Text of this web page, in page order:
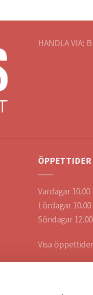
HANDLA VIA:
ÖPPETTIDER
Vardagar 10.00
Lördagar 10.00
Söndagar
Visa